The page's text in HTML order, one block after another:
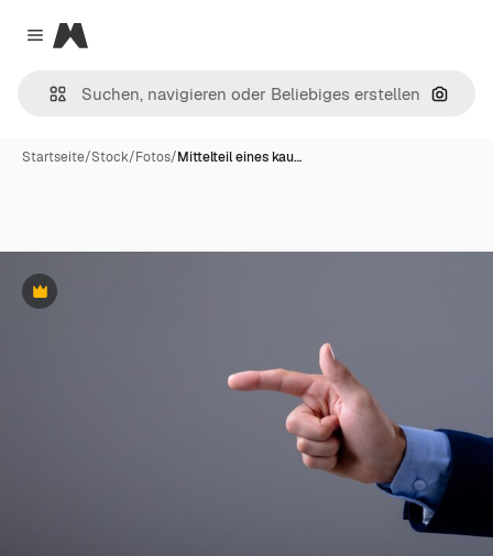
Close menu
Magnific
Nach
Startseite/Stock/Fotos/Mittelteil eines kau…
Premium